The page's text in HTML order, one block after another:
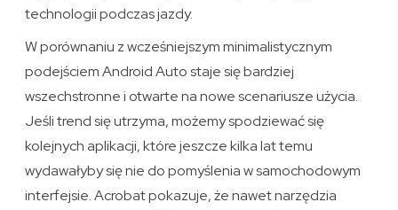
technologii podczas jazdy.
W porównaniu z wcześniejszym minimalistycznym
podejściem Android Auto staje się bardziej
wszechstronne i otwarte na nowe scenariusze użycia.
Jeśli trend się utrzyma, możemy spodziewać się
kolejnych aplikacji, które jeszcze kilka lat temu
wydawałyby się nie do pomyślenia w samochodowym
interfejsie. Acrobat pokazuje, że nawet narzędzia